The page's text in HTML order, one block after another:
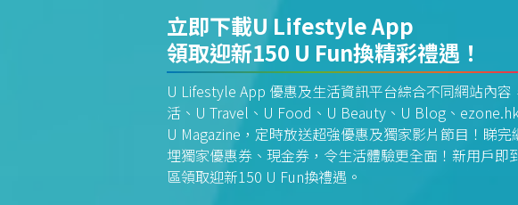
立即下載U Lifestyle App
領取迎新150 U Fun換精彩禮遇！
U Lifestyle App 優惠及生活資訊平台綜合不同網站內容
活、U Travel、U Food、U Beauty、U Blog、
U Magazine，定時放送超強優惠及獨家影片節目！睇完
埋獨家優惠券、現金券，令生活體驗更全面！新用戶即
區領取迎新150 U Fun換禮遇。